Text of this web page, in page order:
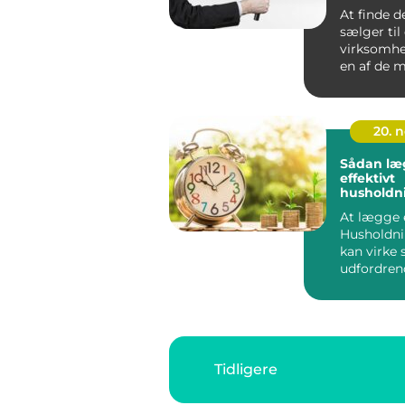
At finde
sælger til
en af de
20.
Sådan
effektivt
At lægge
kan virke
tilgang ...
Tidligere